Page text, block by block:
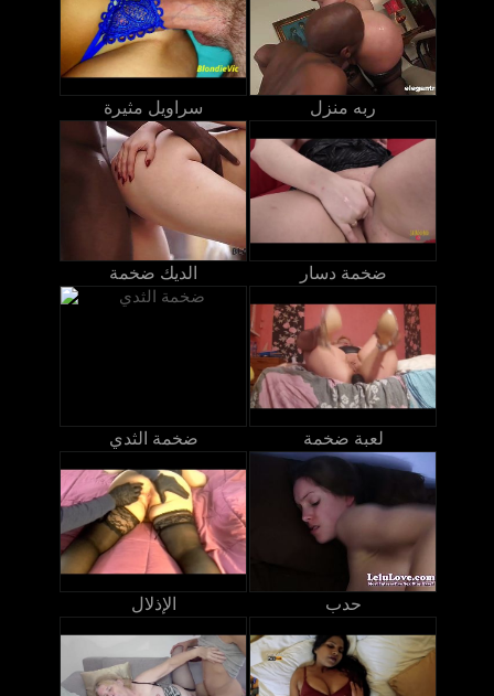
سراويل مثيرة ربه منزل
الديك ضخمة ضخمة دسار
ضخمة الثدي لعبة ضخمة
الإذلال حدب